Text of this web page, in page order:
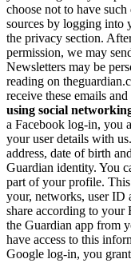
choose not to have
sources by logging into
the privacy section.
permission, we may
Newsletters may be
reading on
receive these emails
using social
a Facebook log-in, you
your user details with
address, date of birth
Guardian identity. You
part of your profile.
your, networks, user ID
share according to your
the Guardian app from
have access to this
Google log-in, you